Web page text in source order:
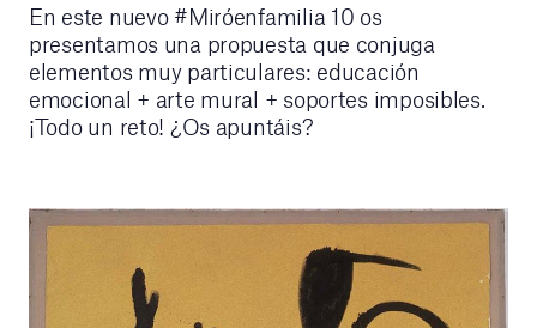
En este nuevo #Miróenfamilia 10 os
presentamos una propuesta que conjuga
elementos muy particulares: educación
emocional + arte mural + soportes imposibles.
¡Todo un reto! ¿Os apuntáis?